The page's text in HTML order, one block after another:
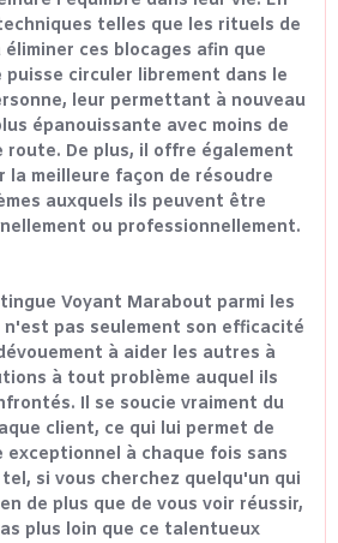
telles que les rituels de
ces blocages afin que
circuler librement dans le
leur permettant à nouveau
épanouissante avec moins de
route. De plus, il offre également
la meilleure façon de résoudre
auxquels ils peuvent être
ou professionnellement.
Voyant Marabout parmi les
pas seulement son efficacité
à aider les autres à
à tout problème auquel ils
Il se soucie vraiment du
client, ce qui lui permet de
exceptionnel à chaque fois sans
si vous cherchez quelqu'un qui
de plus que de vous voir réussir,
plus loin que ce talentueux